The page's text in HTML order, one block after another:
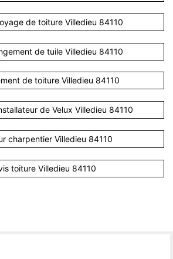
de toiture Villedieu 84110
de tuile Villedieu 84110
de toiture Villedieu 84110
de Velux Villedieu 84110
charpentier Villedieu 84110
toiture Villedieu 84110